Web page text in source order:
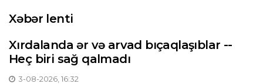
Xəbər lenti
Xırdalanda ər və arvad bıçaqlaşıblar --
Heç biri sağ qalmadı
3-08-2026, 16:32